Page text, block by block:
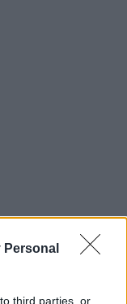
Personal
third parties, or